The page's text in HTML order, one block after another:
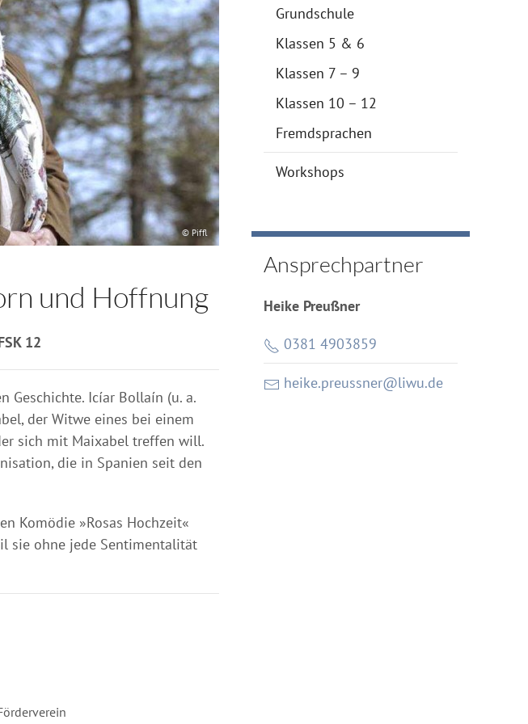
© Piffl
und Hoffnung
12
Geschichte. Icíar Bollaín (u. a.
der Witwe eines bei einem
sich mit Maixabel treffen will.
die in Spanien seit den
Komödie »Rosas Hochzeit«
sie ohne jede Sentimentalität
Grundschule
Klassen 5 & 6
Klassen 7 – 9
Klassen 10 – 12
Fremdsprachen
Workshops
Ansprechpartner
Heike Preußner
0381 4903859
heike.preussner@liwu.de